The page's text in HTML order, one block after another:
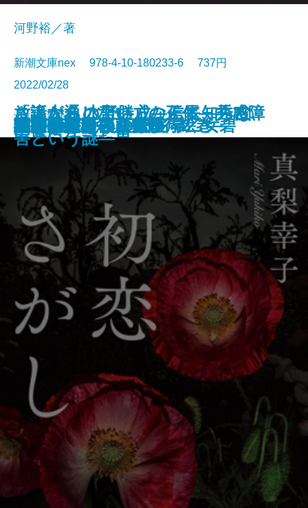
幽玄の絵師―百鬼遊行絵巻―
掌の小説
山の音
死にゆく者の祈り
緋の河
放浪大名 水野勝成―信長、秀吉、
家康に仕えた男―
いもうと
鉄の楽園
木
さよならの言い方なんて知らな
い。6
河野裕／著
新潮文庫nex 978-4-10-180233-6 737円
2022/02/28
文庫電子書籍あり
初恋さがし
神とさざなみの密室
護衛艦あおぎり艦長 早乙女碧
かがやき荘西荻探偵局2
命あれば
西日本鉄道殺人事件
「話が通じない」の正体―共感障
害という謎―
太陽・惑星
欺す衆生
市塵〔上〕